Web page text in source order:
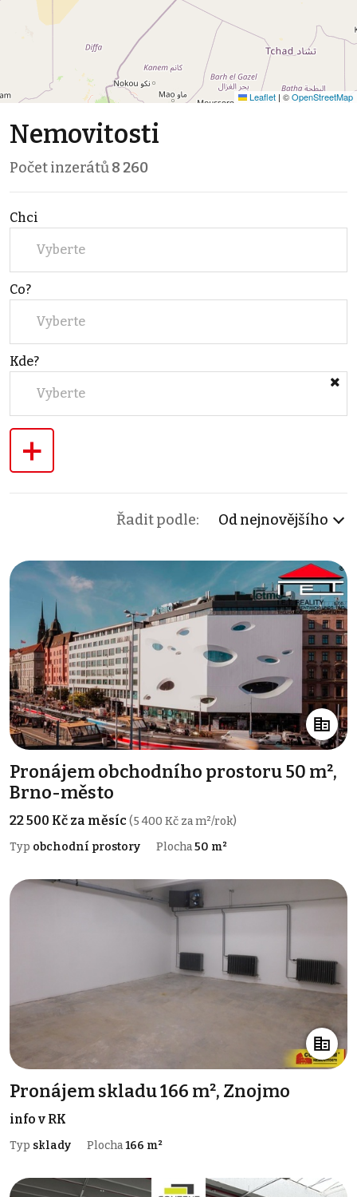
Leaflet | ©OpenStreetMap
Nemovitosti
Počet inzerátů8 260
Chci
Vyberte
Co?
Vyberte
Kde?
Vyberte
+
Řadit podle: Od nejnovějšího
Pronájem obchodního prostoru 50 m²,
Brno-město
22 500 Kč za měsíc(5 400 Kč za m²/rok)
Typ obchodní prostory Plocha50 m²
Pronájem skladu 166 m², Znojmo
info v RK
Typ sklady Plocha166 m²